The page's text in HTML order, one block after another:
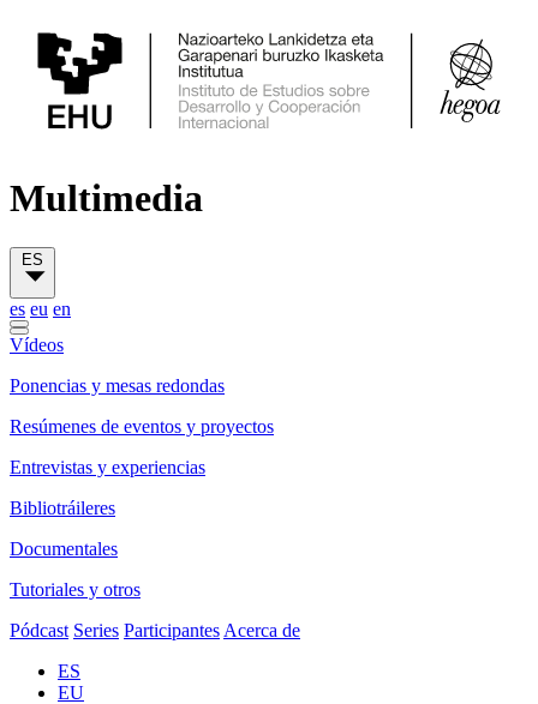
Multimedia
ES
es eu en
Vídeos
Ponencias y mesas redondas
Resúmenes de eventos y proyectos
Entrevistas y experiencias
Bibliotráileres
Documentales
Tutoriales y otros
Pódcast Series Participantes Acerca de
ES
EU